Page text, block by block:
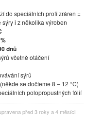
do speciálních profi zráren =
sýry i z několika výroben
dnů
včetně otáčení
sýrů
(někde se dočteme 8 – 12 °C)
polopropustných fólií
před 3 roky a 4 měsíci